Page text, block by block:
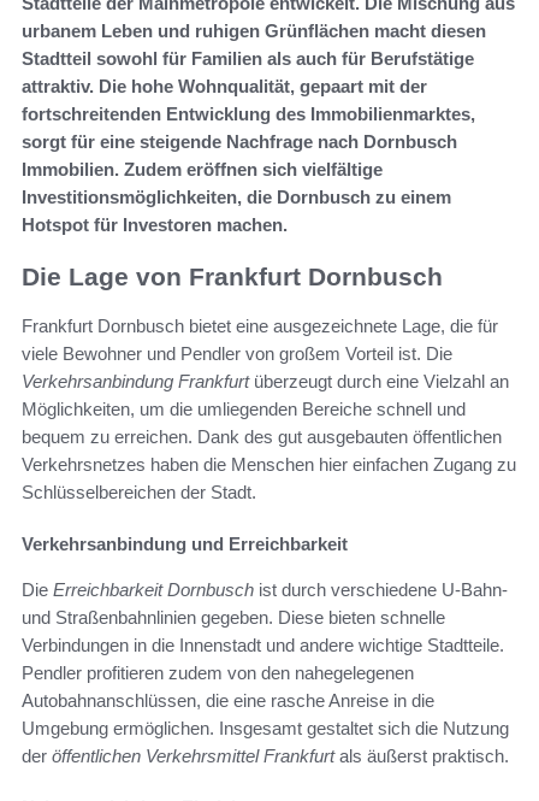
urbanem Leben und ruhigen Grünflächen macht diesen
Stadtteil sowohl für Familien als auch für Berufstätige
attraktiv. Die hohe Wohnqualität, gepaart mit der
fortschreitenden Entwicklung des Immobilienmarktes,
sorgt für eine steigende Nachfrage nach Dornbusch
Immobilien. Zudem eröffnen sich vielfältige
Investitionsmöglichkeiten, die Dornbusch zu einem
Hotspot für Investoren machen.
Die Lage von Frankfurt Dornbusch
Frankfurt Dornbusch bietet eine ausgezeichnete Lage, die für
viele Bewohner und Pendler von großem Vorteil ist. Die
Verkehrsanbindung Frankfurtüberzeugt durch eine Vielzahl an
Möglichkeiten, um die umliegenden Bereiche schnell und
bequem zu erreichen. Dank des gut ausgebauten öffentlichen
Verkehrsnetzes haben die Menschen hier einfachen Zugang zu
Schlüsselbereichen der Stadt.
Verkehrsanbindung und Erreichbarkeit
Die Erreichbarkeit Dornbusch ist durch verschiedene U-Bahn-
und Straßenbahnlinien gegeben. Diese bieten schnelle
Verbindungen in die Innenstadt und andere wichtige Stadtteile.
Pendler profitieren zudem von den nahegelegenen
Autobahnanschlüssen, die eine rasche Anreise in die
Umgebung ermöglichen. Insgesamt gestaltet sich die Nutzung
der öffentlichen Verkehrsmittel Frankfurtals äußerst praktisch.